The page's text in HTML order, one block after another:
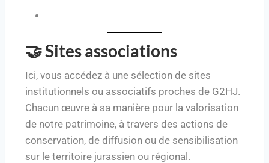
🤝 Sites associations
Ici, vous accédez à une sélection de sites
institutionnels ou associatifs proches de G2HJ.
Chacun œuvre à sa manière pour la valorisation
de notre patrimoine, à travers des actions de
conservation, de diffusion ou de sensibilisation
sur le territoire jurassien ou régional.